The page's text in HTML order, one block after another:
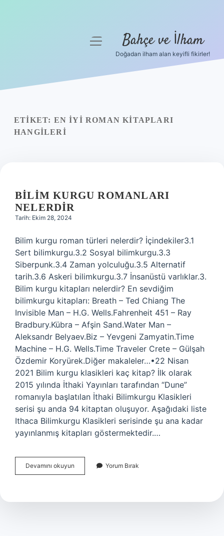
Yasal Uyarı
menüyü
Bahçe ve İlham
Doğadan ilham alan keyifli fikirler!
ETIKET: EN IYI ROMAN KITAPLARI
HANGILERI
BILIM KURGU ROMANLARI
NELERDIR
Tarih: Ekim 28, 2024
Bilim kurgu roman türleri nelerdir? İçindekiler3.1
Sert bilimkurgu.3.2 Sosyal bilimkurgu.3.3
Siberpunk.3.4 Zaman yolculuğu.3.5 Alternatif
tarih.3.6 Askeri bilimkurgu.3.7 İnsanüstü varlıklar.3.
Bilim kurgu kitapları nelerdir? En sevdiğim
bilimkurgu kitapları: Breath – Ted Chiang The
Invisible Man – H.G. Wells.Fahrenheit 451 – Ray
Bradbury.Kübra – Afşin Sand.Water Man –
Aleksandr Belyaev.Biz – Yevgeni Zamyatin.Time
Machine – H.G. Wells.Time Traveler Crete – Gülşah
Özdemir Koryürek.Diğer makaleler…•22 Nisan
2021 Bilim kurgu klasikleri kaç kitap? İlk olarak
2015 yılında İthaki Yayınları tarafından “Dune”
romanıyla başlatılan İthaki Bilimkurgu Klasikleri
serisi şu anda 94 kitaptan oluşuyor. Aşağıdaki liste
Ithaca Bilimkurgu Klasikleri serisinde şu ana kadar
yayınlanmış kitapları göstermektedir.…
Devamını okuyun
Kurgu
Yorum Bırak